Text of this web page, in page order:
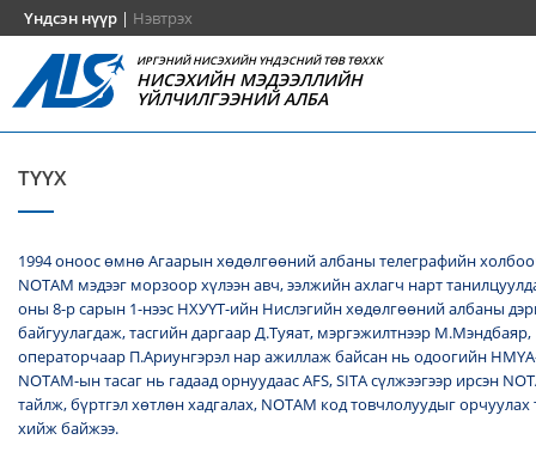
Үндсэн нүүр | Нэвтрэх
ИРГЭНИЙ НИСЭХИЙН ҮНДЭСНИЙ ТӨВ ТӨХХК
НИСЭХИЙН МЭДЭЭЛЛИЙН
ҮЙЛЧИЛГЭЭНИЙ АЛБА
ТҮҮХ
1994 оноос өмнө Агаарын хөдөлгөөний албаны телеграфийн
NОТАМ мэдээг морзоор хүлээн авч, ээлжийн ахлагч нарт
оны 8-р сарын 1-нээс НХУҮТ-ийн Нислэгийн хөдөлгөөний албаны
байгуулагдаж, тасгийн даргаар Д.Туяат, мэргэжилтнээр
операторчаар П.Ариунгэрэл нар ажиллаж байсан нь одоогийн
NOTAM-ын тасаг нь гадаад орнуудаас AFS, SITA сүлжээгээр ирсэн
тайлж, бүртгэл хөтлөн хадгалах, NОТАМ код товчлолуудыг
хийж байжээ.